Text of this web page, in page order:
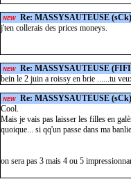
NEW Re: MASSYSAUTEUSE
j'ten collerais des prices moneys.
NEW Re: MASSYSAUTEUSE (FIFI
bein le 2 juin a roissy en brie ......tu
NEW Re: MASSYSAUTEUSE
Cool.
Mais je vais pas laisser les filles en
quoique... si qq'un passe dans ma
on sera pas 3 mais 4 ou 5